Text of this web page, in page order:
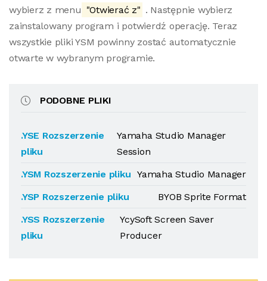
wybierz z menu "Otwierać z" . Następnie wybierz
zainstalowany program i potwierdź operację. Teraz
wszystkie pliki YSM powinny zostać automatycznie
otwarte w wybranym programie.
PODOBNE PLIKI
.YSE Rozszerzenie
pliku
Yamaha Studio Manager
Session
.YSM Rozszerzenie pliku Yamaha Studio Manager
.YSP Rozszerzenie pliku
BYOB Sprite Format
.YSS Rozszerzenie
pliku
YcySoft Screen Saver
Producer